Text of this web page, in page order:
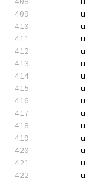
        u
        u
        u
        u
        u
        u
        u
        u
        u
        u
        u
        u
        u
        u